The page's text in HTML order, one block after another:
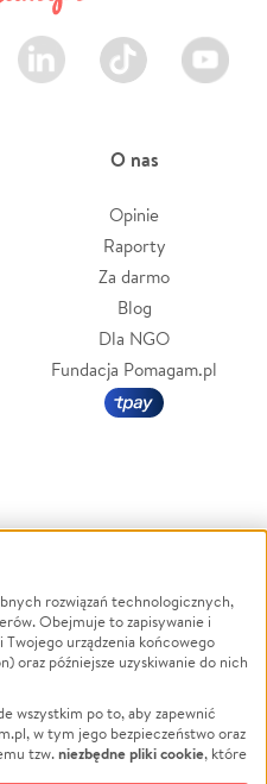
LinkedIn TikTok Youtube
O nas
Opinie
Raporty
Za darmo
Blog
Dla NGO
Fundacja Pomagam.pl
Powódź
Wichura
NGO
Edukacja
Podróż
rozwiązań technologicznych,
Obejmuje to zapisywanie i
urządzenia końcowego
oraz późniejsze uzyskiwanie do nich
wszystkim po to, aby zapewnić
w tym jego bezpieczeństwo oraz
tzw.niezbędne pliki cookie, które